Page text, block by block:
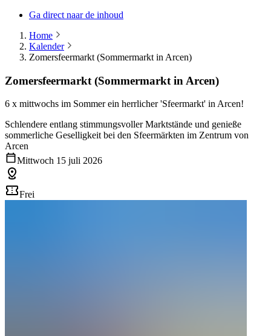
Ga direct naar de inhoud
Home
Kalender
Zomersfeermarkt (Sommermarkt in Arcen)
Zomersfeermarkt (Sommermarkt in Arcen)
6 x mittwochs im Sommer ein herrlicher 'Sfeermarkt' in Arcen!
Schlendere entlang stimmungsvoller Marktstände und genieße
sommerliche Geselligkeit bei den Sfeermärkten im Zentrum von
Arcen
Mittwoch 15 juli 2026
Frei